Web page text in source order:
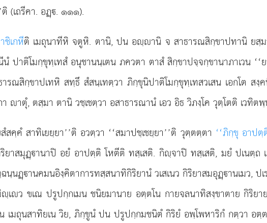
(เถรีคา. อฏฺ. ๑๑๑).
ชิเกหีติ เมถุนาทีหิ จตูหิ. ตานิ, ปน อฺานิ จ สาธารณสิกฺขาปทานิ ยสฺ
ปาติโมกฺขุทฺเทสํ อนุชานนฺเตน ภควตา ตาสํ สิกฺขาปจฺจกฺขานาภาเวน
ารณสิกฺขาปเทหิ สทฺธึ สํสนฺเทตฺวา ภิกฺขุนิปาติโมกฺขุทฺเทสวเสน เอกโต ส
าตุํ, ตสฺมา ตานิ วชฺเชตฺวา อสาธารณานํ เอว อิธ วิภงฺโค วุตฺโตติ เวทิต
สคฺคํ สาทิเยยฺยา’’ติ อวตฺวา ‘‘สมาปชฺเชยฺยา’’ติ วุตฺตตฺตา ‘‘ภิกฺขุ อาปตฺ
ริยาสมุฏฺานาปิ อยํ อาปตฺติ โหตีติ ทสฺเสติ. กิฺจาปิ ทสฺเสติ, มยํ ปเนตฺถ
นฏฺานคมนอิงฺคิตาการทสฺสนาทิกิริยานํ วเสเนว กิริยาสมอุฏฺานเมว,
เว ขเณ ปรูปกฺกเมน ชนิยมานาย อตฺตโน กายจลนาทิสงฺขาตาย กิริ
เมถุนสาทิยเน วิย, ภิกฺขูนํ ปน ปรูปกฺกมชนิตํ กิริยํ อพฺโพหาริกํ กตฺวา อตฺต